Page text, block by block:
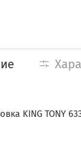
KING TONY